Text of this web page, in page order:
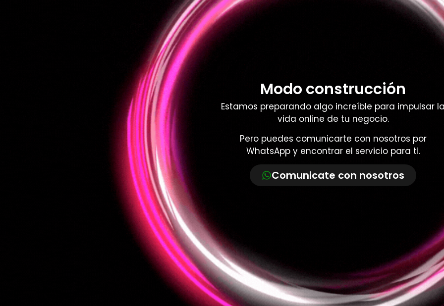
Modo construcción
Estamos preparando algo increíble para impulsar
vida online de tu negocio.
Pero puedes comunicarte con nosotros por
WhatsApp y encontrar el servicio para ti.
Comunicate con nosotros